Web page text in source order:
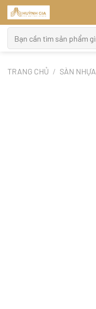
Bỏ
qua
nội
dung
kiếm:
TRANG CHỦ / SÀN NHỰA